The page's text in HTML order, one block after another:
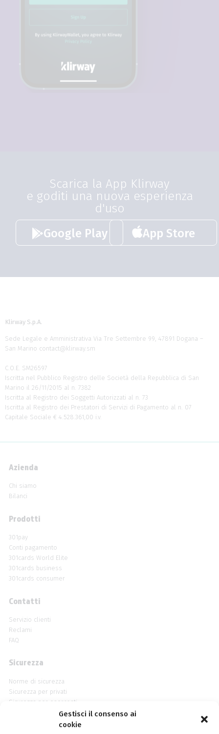
Gestisci il consenso ai
cookie
Scarica la App Klirway
e goditi una nuova esperienza
d'uso
Google Play App Store
Klirway S.p.A.
Sede Legale e Amministrativa Via Tre Settembre 99, 47891 Dogana –
San Marino contact@klirway.sm
C.O.E. SM26597
Iscritta nel Pubblico Registro delle Società della Repubblica di San
Marino il 26/11/2015 al n. 7382
Iscritta al Registro dei Soggetti Autorizzati al n. 73
Iscritta al Registro dei Prestatori di Servizi di Pagamento al n. 07
Capitale Sociale € 4.528.361,00 i.v.
Azienda
Chi siamo
Bilanci
Prodotti
301pay
Conti pagamento
301cards World Elite
301cards business
301cards consumer
Contatti
Servizio clienti
Reclami
FAQ
Sicurezza
Norme di sicurezza
Sicurezza per privati
Sicurezza per esercenti